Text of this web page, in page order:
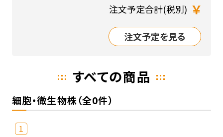
注文予定合計(税別) ￥
注文予定を見る
すべての商品
細胞・微生物株（全0件）
1